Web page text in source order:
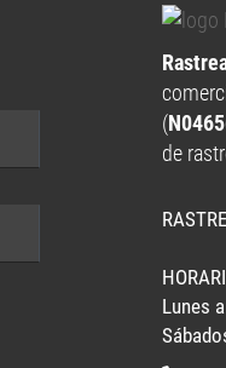
(
de
Lunes